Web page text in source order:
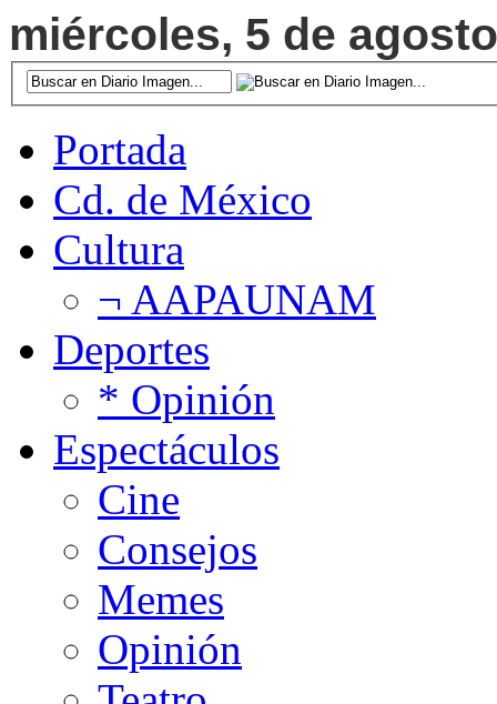
miércoles, 5 de
Portada
Cd. de México
Cultura
¬ AAPAUNAM
Deportes
* Opinión
Espectáculos
Cine
Consejos
Memes
Opinión